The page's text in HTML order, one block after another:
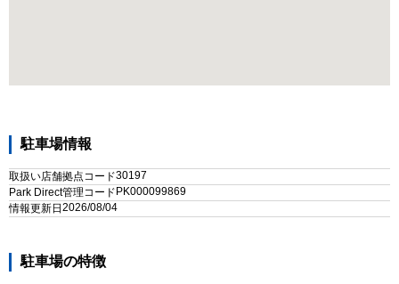
駐車場情報
取扱い店舗拠点コード30197
Park Direct管理コードPK000099869
情報更新日2026/08/04
駐車場の特徴